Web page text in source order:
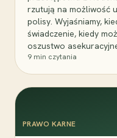
rzutują na możliwość
polisy. Wyjaśniamy,
świadczenie, kiedy
oszustwo
9 min czytania
PRAWO KARNE